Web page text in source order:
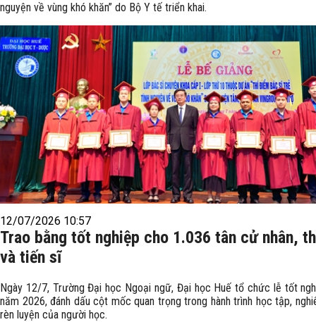
nguyện về vùng khó khăn” do Bộ Y tế triển khai.
12/07/2026 10:57
Trao bằng tốt nghiệp cho 1.036 tân cử nhân,
và tiến sĩ
Ngày 12/7, Trường Đại học Ngoại ngữ, Đại học Huế tổ chức lễ tốt
năm 2026, đánh dấu cột mốc quan trọng trong hành trình học tập,
rèn luyện của người học.